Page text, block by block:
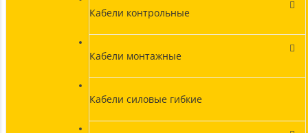
Кабели контрольные
Кабели монтажные
Кабели силовые гибкие